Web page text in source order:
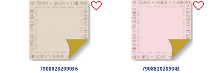
7908820209036 7908820209043